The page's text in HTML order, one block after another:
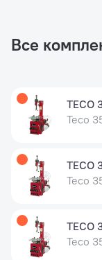
Все
TECO
Teco
TECO
Teco
TECO
Teco